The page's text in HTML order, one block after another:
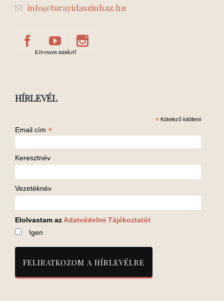
info@turayidaszinhaz.hu
Kövessen minket!
HÍRLEVÉL
* Kötelező kitölteni
Email cím *
Keresztnév
Vezetéknév
Elolvastam az Adatvédelmi Tájékoztatót
Igen